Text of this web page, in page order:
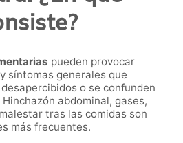
pueden provocar
síntomas generales que
o se confunden
abdominal, gases,
tras las comidas son
más frecuentes.